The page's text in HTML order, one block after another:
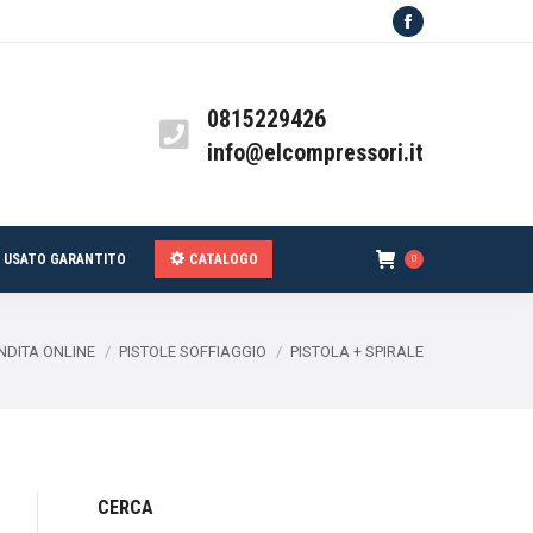
Facebook
0815229426
info@elcompressori.it
USATO GARANTITO CATALOGO 0
ONLINE PISTOLE SOFFIAGGIO PISTOLA + SPIRALE
CERCA